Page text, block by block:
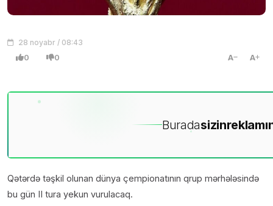
28 noyabr / 08:43
0 0 A A
Buradasizin
Qətərdə təşkil olunan dünya çempionatının qrup mərhələsində
bu gün II tura yekun vurulacaq.